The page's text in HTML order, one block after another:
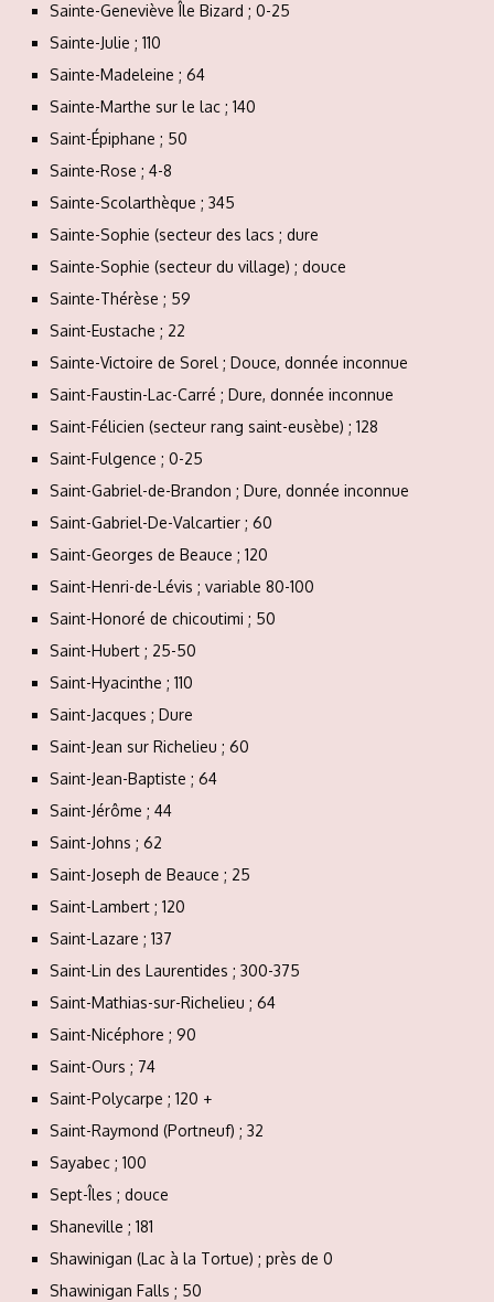
Sainte-Geneviève Île Bizard ; 0-25
Sainte-Julie ; 110
Sainte-Madeleine ; 64
Sainte-Marthe sur le lac ; 140
Saint-Épiphane ; 50
Sainte-Rose ; 4-8
Sainte-Scolarthèque ; 345
Sainte-Sophie (secteur des lacs ; dure
Sainte-Sophie (secteur du village) ; douce
Sainte-Thérèse ; 59
Saint-Eustache ; 22
Sainte-Victoire de Sorel ; Douce, donnée inconnue
Saint-Faustin-Lac-Carré ; Dure, donnée inconnue
Saint-Félicien (secteur rang saint-eusèbe) ; 128
Saint-Fulgence ; 0-25
Saint-Gabriel-de-Brandon ; Dure, donnée inconnue
Saint-Gabriel-De-Valcartier ; 60
Saint-Georges de Beauce ; 120
Saint-Henri-de-Lévis ; variable 80-100
Saint-Honoré de chicoutimi ; 50
Saint-Hubert ; 25-50
Saint-Hyacinthe ; 110
Saint-Jacques ; Dure
Saint-Jean sur Richelieu ; 60
Saint-Jean-Baptiste ; 64
Saint-Jérôme ; 44
Saint-Johns ; 62
Saint-Joseph de Beauce ; 25
Saint-Lambert ; 120
Saint-Lazare ; 137
Saint-Lin des Laurentides ; 300-375
Saint-Mathias-sur-Richelieu ; 64
Saint-Nicéphore ; 90
Saint-Ours ; 74
Saint-Polycarpe ; 120 +
Saint-Raymond (Portneuf) ; 32
Sayabec ; 100
Sept-Îles ; douce
Shaneville ; 181
Shawinigan (Lac à la Tortue) ; près de 0
Shawinigan Falls ; 50